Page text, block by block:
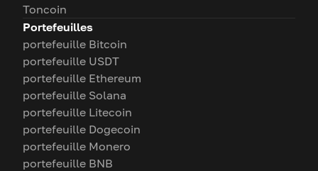
Toncoin
Portefeuilles
portefeuille Bitcoin
portefeuille USDT
portefeuille Ethereum
portefeuille Solana
portefeuille Litecoin
portefeuille Dogecoin
portefeuille Monero
portefeuille BNB